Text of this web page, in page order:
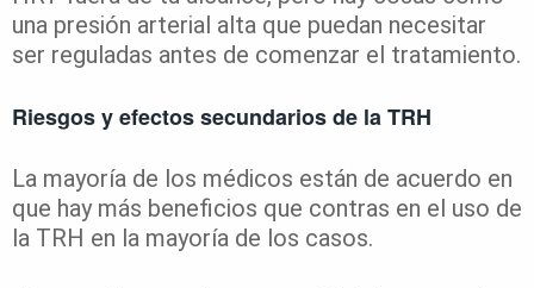
una presión arterial alta que puedan necesitar
ser reguladas antes de comenzar el tratamiento.
Riesgos y efectos secundarios de la TRH
La mayoría de los médicos están de acuerdo en
que hay más beneficios que contras en el uso de
la TRH en la mayoría de los casos.